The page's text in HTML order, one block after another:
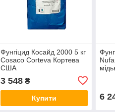
Фунгіцид Косайд 2000 5 кг
Cosaco Corteva Кортева
США
3 548₴
Купити 6